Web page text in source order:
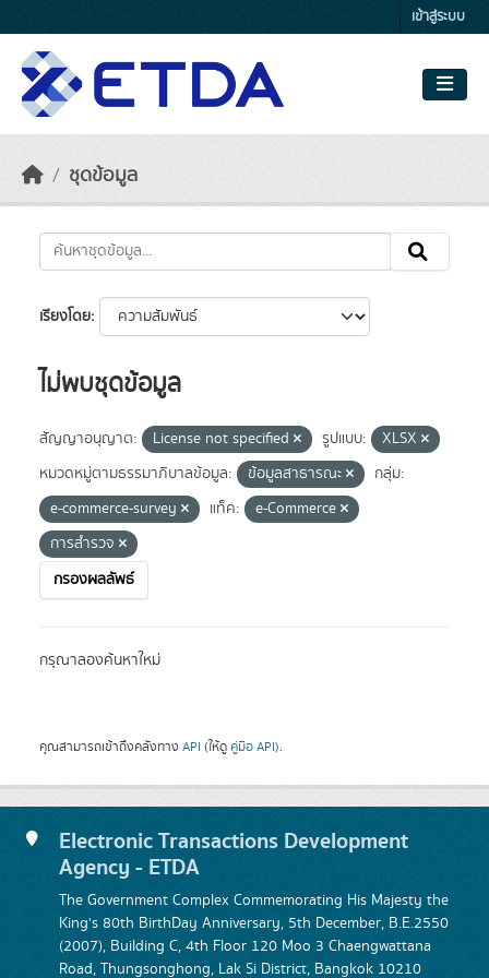
เข้าสู่ระบบ
ชุดข้อมูล
เรียงโดย
ไม่พบชุดข้อมูล
สัญญาอนุญาต: License not specified รูปแบบ:
XLSX
หมวดหมู่ตามธรรมาภิบาลข้อมูล:
ข้อมูลสาธารณะ
กลุ่ม:
e-commerce-survey
แท็ค:
e-Commerce
การสำรวจ
กรองผลลัพธ์
กรุณาลองค้นหาใหม่
คุณสามารถเข้าถึงคลังทาง API (ให้ดู คู่มือ API).
Electronic Transactions Development
Agency - ETDA
The Government Complex Commemorating His Majesty the
King's 80th BirthDay Anniversary, 5th December, B.E.2550
(2007), Building C, 4th Floor 120 Moo 3 Chaengwattana
Road, Thungsonghong, Lak Si District, Bangkok 10210